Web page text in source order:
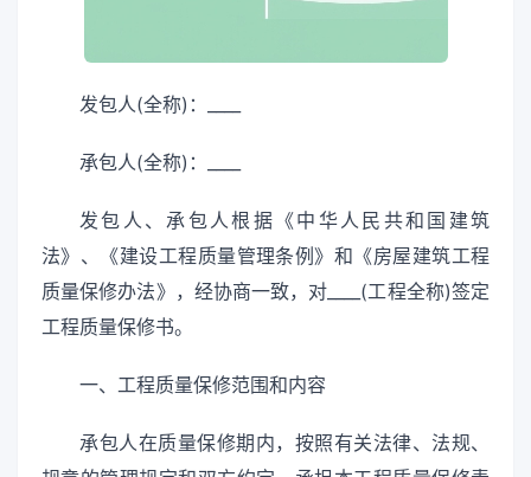
发包人(全称)：____
承包人(全称)：____
发包人、承包人根据《中华人民共和国建筑
法》、《建设工程质量管理条例》和《房屋建筑工程
质量保修办法》，经协商一致，对____(工程全称)签定
工程质量保修书。
一、工程质量保修范围和内容
承包人在质量保修期内，按照有关法律、法规、